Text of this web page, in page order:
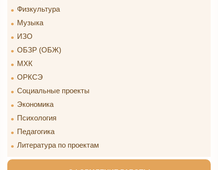
Физкультура
Музыка
ИЗО
ОБЗР (ОБЖ)
МХК
ОРКСЭ
Социальные проекты
Экономика
Психология
Педагогика
Литература по проектам